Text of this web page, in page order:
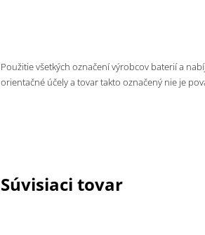
Súvisiaci tovar
Použitie všetkých označení výrobcov baterií a
orientačné účely a tovar takto označený nie je